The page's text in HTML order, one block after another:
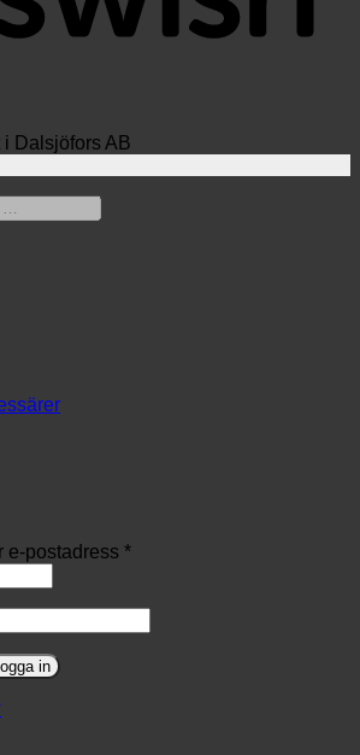
Dalsjöfors AB
e-postadress *Obligatoriskt
in